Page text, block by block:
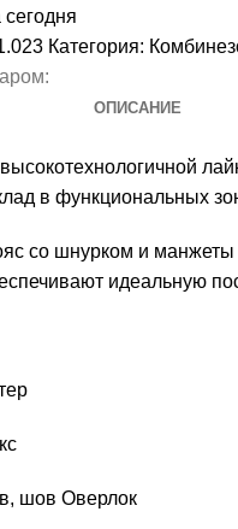
Категория:
ОПИСАНИЕ
в функциональных
со шнурком и манжеты
идеальную
шов Оверлок